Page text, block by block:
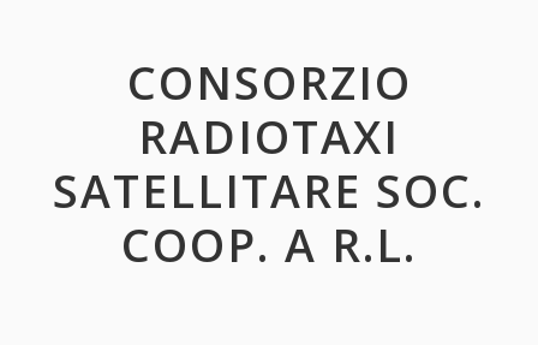
CONSORZIO
RADIOTAXI
SATELLITARE SOC.
COOP. A R.L.